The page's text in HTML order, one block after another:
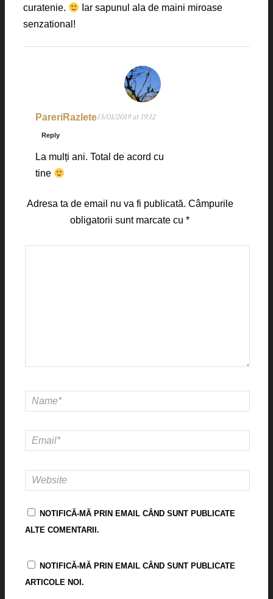
curatenie.
Iar sapunul ala de maini miroase
senzational!
PareriRazlete13/01/2019 at 19:12
Reply
La mulți ani. Total de acord cu
tine
Adresa ta de email nu va fi publicată. Câmpurile
obligatorii sunt marcate cu*
NOTIFICĂ-MĂ PRIN EMAIL CÂND SUNT PUBLICATE
ALTE COMENTARII.
NOTIFICĂ-MĂ PRIN EMAIL CÂND SUNT PUBLICATE
ARTICOLE NOI.